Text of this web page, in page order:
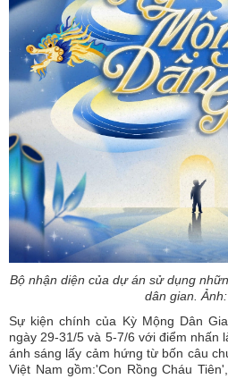
Bộ nhận diện của dự án sử dụng
dân gian.
Sự kiện chính của Kỳ Mộng Dân
ngày 29-31/5 và 5-7/6 với điểm nhấn
ánh sáng lấy cảm hứng từ bốn câu
Việt Nam gồm:'Con Rồng Cháu